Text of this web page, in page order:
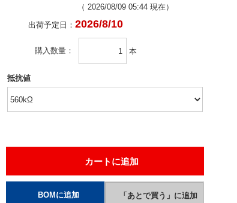
（ 2026/08/09 05:44 現在）
出荷予定日： 2026/8/10
購入数量 本
抵抗値